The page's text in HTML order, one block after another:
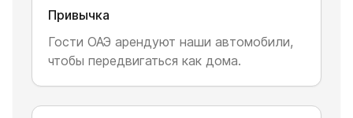
Привычка
Гости ОАЭ арендуют наши автомобили,
чтобы передвигаться как дома.